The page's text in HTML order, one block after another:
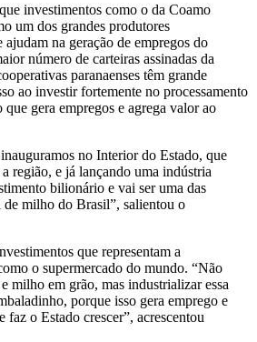
investimentos como o da Coamo
um dos grandes produtores
na geração de empregos do
número de carteiras assinadas da
paranaenses têm grande
ao investir fortemente no processamento
gera empregos e agrega valor ao
no Interior do Estado, que
região, e já lançando uma indústria
bilionário e vai ser uma das
de milho do Brasil”, salientou o
que representam a
o supermercado do mundo. “Não
milho em grão, mas industrializar essa
porque isso gera emprego e
faz o Estado crescer”, acrescentou